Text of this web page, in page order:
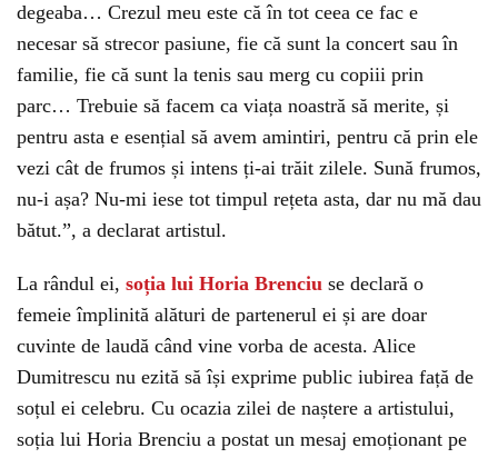
degeaba… Crezul meu este că în tot ceea ce fac e
necesar să strecor pasiune, fie că sunt la concert sau în
familie, fie că sunt la tenis sau merg cu copiii prin
parc… Trebuie să facem ca viața noastră să merite, și
pentru asta e esențial să avem amintiri, pentru că prin ele
vezi cât de frumos și intens ți-ai trăit zilele. Sună frumos,
nu-i așa? Nu-mi iese tot timpul rețeta asta, dar nu mă dau
bătut.”, a declarat artistul.
La rândul ei, soția lui Horia Brenciu se declară o
femeie împlinită alături de partenerul ei și are doar
cuvinte de laudă când vine vorba de acesta. Alice
Dumitrescu nu ezită să își exprime public iubirea față de
soțul ei celebru. Cu ocazia zilei de naștere a artistului,
soția lui Horia Brenciu a postat un mesaj emoționant pe